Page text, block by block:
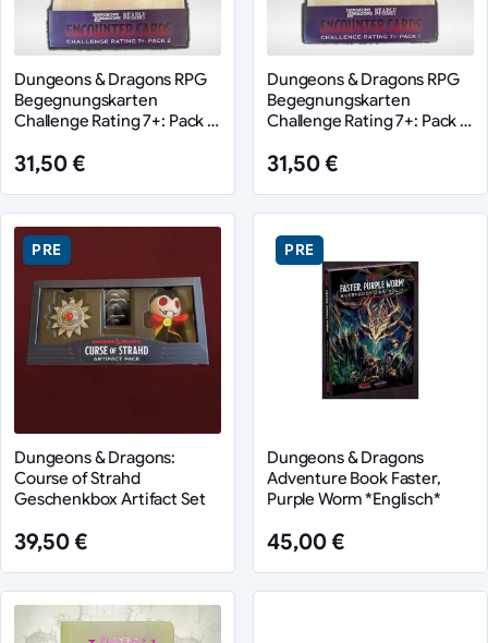
Dungeons & Dragons RPG
Begegnungskarten
Challenge Rating 7+: Pack 2
31,50 €
Dungeons & Dragons RPG
Begegnungskarten
Challenge Rating 7+: Pack 1
31,50 €
PRE
Dungeons & Dragons:
Course of Strahd
Geschenkbox Artifact Set
39,50 €
PRE
Dungeons & Dragons
Adventure Book Faster,
Purple Worm *Englisch*
45,00 €